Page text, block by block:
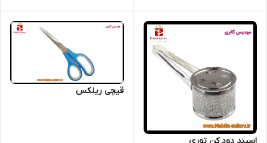
قیچی ریلکس